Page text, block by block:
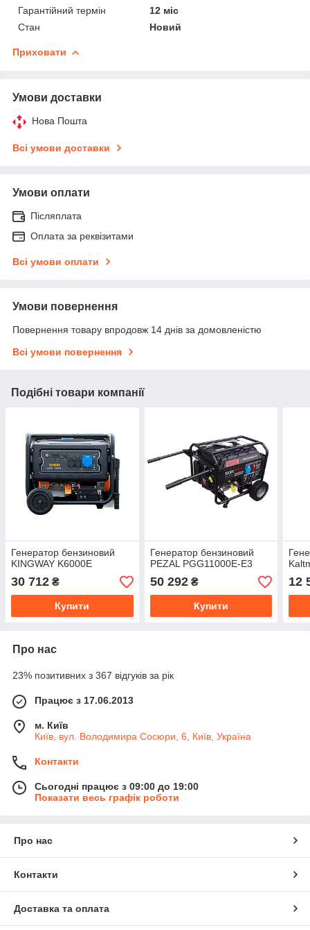
Гарантійний термін
12 міс
Стан
Новий
Приховати
Умови доставки
Нова Пошта
Всі умови доставки
Умови оплати
Післяплата
Оплата за реквізитами
Всі умови оплати
Умови повернення
Повернення товару впродовж 14 днів за домовленістю
Всі умови повернення
Подібні товари компанії
Генератор бензиновий
KINGWAY K6000E
30 712 ₴
Купити
Генератор бензиновий
PEZAL PGG11000E-E3
50 292₴
Купити
12
Про нас
23% позитивних з 367 відгуків за рік
Працює з 17.06.2013
м. Київ
Київ, вул. Володимира Сосюри, 6, Київ, Україна
Контакти
Сьогодні працює з 09:00 до 19:00
Показати весь графік роботи
Про нас
Контакти
Доставка та оплата